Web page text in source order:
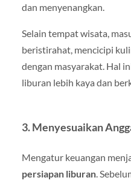
dan menyenangkan.
Selain tempat wisata,
beristirahat, mencicipi
dengan masyarakat. Hal
liburan lebih kaya dan
3. Menyesuaikan
Mengatur keuangan
persiapan liburan.